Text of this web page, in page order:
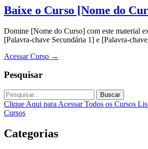
Baixe o Curso [Nome do
Domine [Nome do Curso] com este material
[Palavra-chave Secundária 1] e [Palavra-
Acessar Curso →
Pesquisar
Buscar
Clique Aqui para Acessar Todos os Cursos
Cursos
Categorias